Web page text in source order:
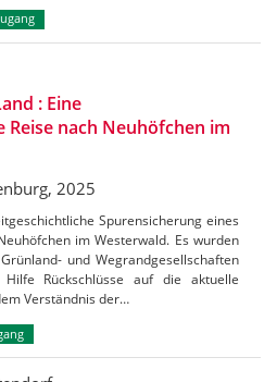
: Eine
nach Neuhöfchen im
2025
Spurensicherung eines
im Westerwald. Es wurden
und Wegrandgesellschaften
Rückschlüsse auf die aktuelle
Verständnis der…